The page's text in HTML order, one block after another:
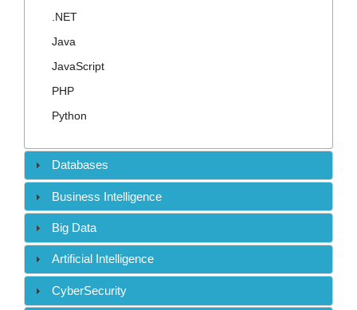
.NET
Java
JavaScript
PHP
Python
Databases
Business Intelligence
Big Data
Artificial Intelligence
CyberSecurity